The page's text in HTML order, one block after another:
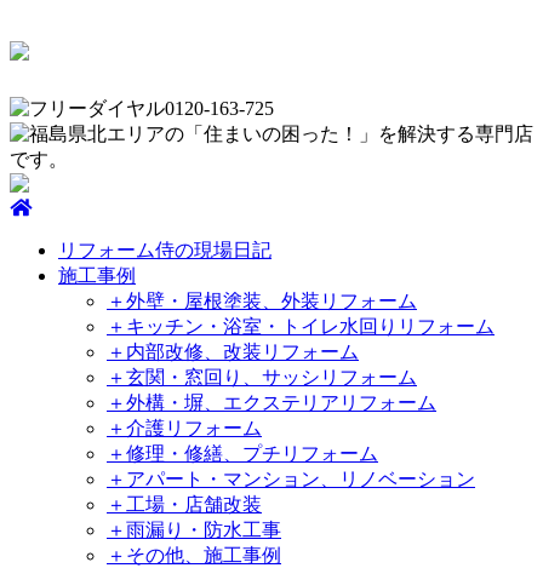
リフォーム侍の現場日記
施工事例
＋外壁・屋根塗装、外装リフォーム
＋キッチン・浴室・トイレ水回りリフォーム
＋内部改修、改装リフォーム
＋玄関・窓回り、サッシリフォーム
＋外構・塀、エクステリアリフォーム
＋介護リフォーム
＋修理・修繕、プチリフォーム
＋アパート・マンション、リノベーション
＋工場・店舗改装
＋雨漏り・防水工事
＋その他、施工事例